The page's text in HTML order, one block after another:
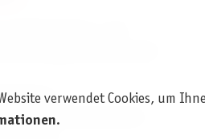
3
(Deutschland)
verwendet Cookies, um
.